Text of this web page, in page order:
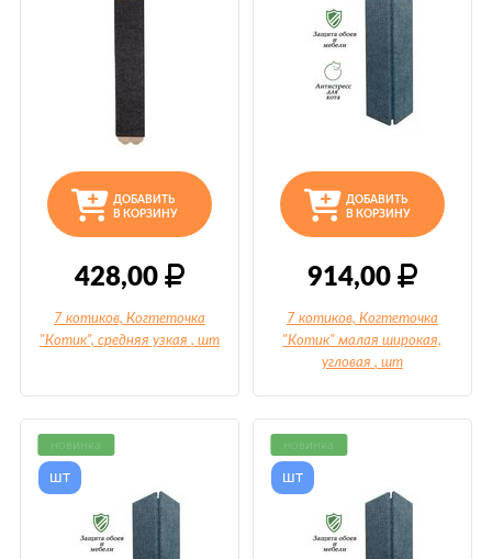
ДОБАВИТЬ
В КОРЗИНУ
428,00
7 котиков, Когтеточка
"Котик", средняя узкая , шт
ДОБАВИТЬ
В КОРЗИНУ
914,00
7 котиков, Когтеточка
"Котик" малая широкая,
угловая , шт
новинка
шт
новинка
шт